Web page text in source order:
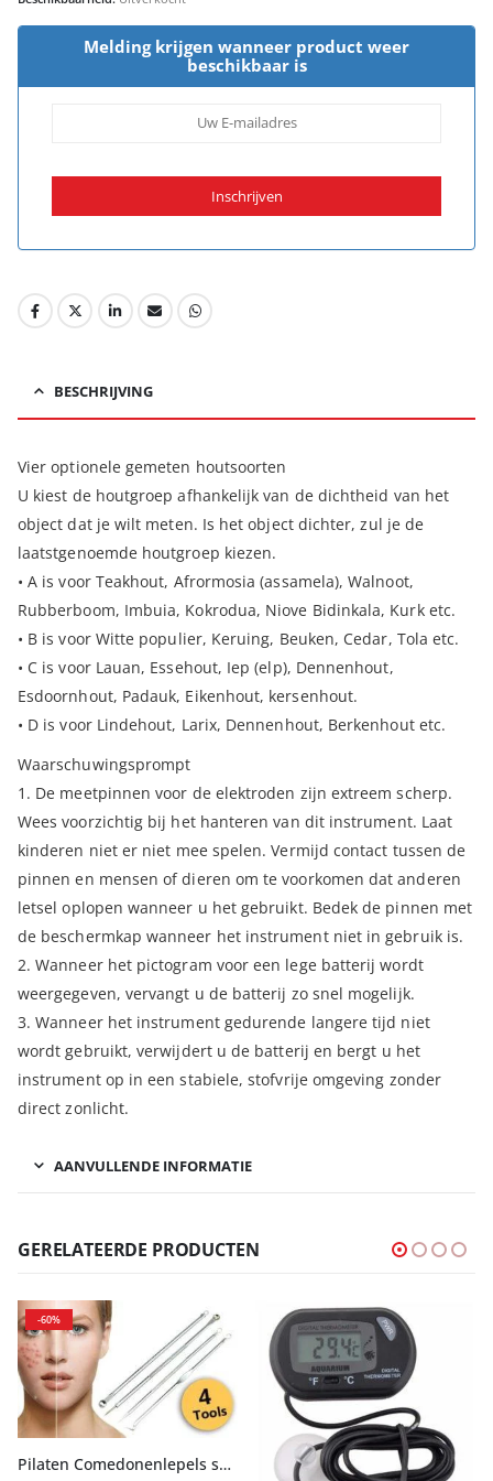
Melding krijgen wanneer product weer
beschikbaar is
BESCHRIJVING
Vier optionele gemeten houtsoorten
U kiest de houtgroep afhankelijk van de dichtheid van het
object dat je wilt meten. Is het object dichter, zul je de
laatstgenoemde houtgroep kiezen.
• A is voor Teakhout, Afrormosia (assamela), Walnoot,
Rubberboom, Imbuia, Kokrodua, Niove Bidinkala, Kurk etc.
• B is voor Witte populier, Keruing, Beuken, Cedar, Tola etc.
• C is voor Lauan, Essehout, Iep (elp), Dennenhout,
Esdoornhout, Padauk, Eikenhout, kersenhout.
• D is voor Lindehout, Larix, Dennenhout, Berkenhout etc.
Waarschuwingsprompt
1. De meetpinnen voor de elektroden zijn extreem scherp.
Wees voorzichtig bij het hanteren van dit instrument. Laat
kinderen niet er niet mee spelen. Vermijd contact tussen de
pinnen en mensen of dieren om te voorkomen dat anderen
letsel oplopen wanneer u het gebruikt. Bedek de pinnen met
de beschermkap wanneer het instrument niet in gebruik is.
2. Wanneer het pictogram voor een lege batterij wordt
weergegeven, vervangt u de batterij zo snel mogelijk.
3. Wanneer het instrument gedurende langere tijd niet
wordt gebruikt, verwijdert u de batterij en bergt u het
instrument op in een stabiele, stofvrije omgeving zonder
direct zonlicht.
AANVULLENDE INFORMATIE
GERELATEERDE PRODUCTEN
-60%
Pilaten Comedonenlepels set van 4